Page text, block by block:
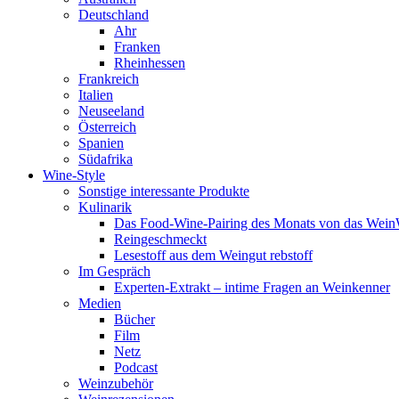
Deutschland
Ahr
Franken
Rheinhessen
Frankreich
Italien
Neuseeland
Österreich
Spanien
Südafrika
Wine-Style
Sonstige interessante Produkte
Kulinarik
Das Food-Wine-Pairing des Monats von das
Reingeschmeckt
Lesestoff aus dem Weingut rebstoff
Im Gespräch
Experten-Extrakt – intime Fragen an Weinkenner
Medien
Bücher
Film
Netz
Podcast
Weinzubehör